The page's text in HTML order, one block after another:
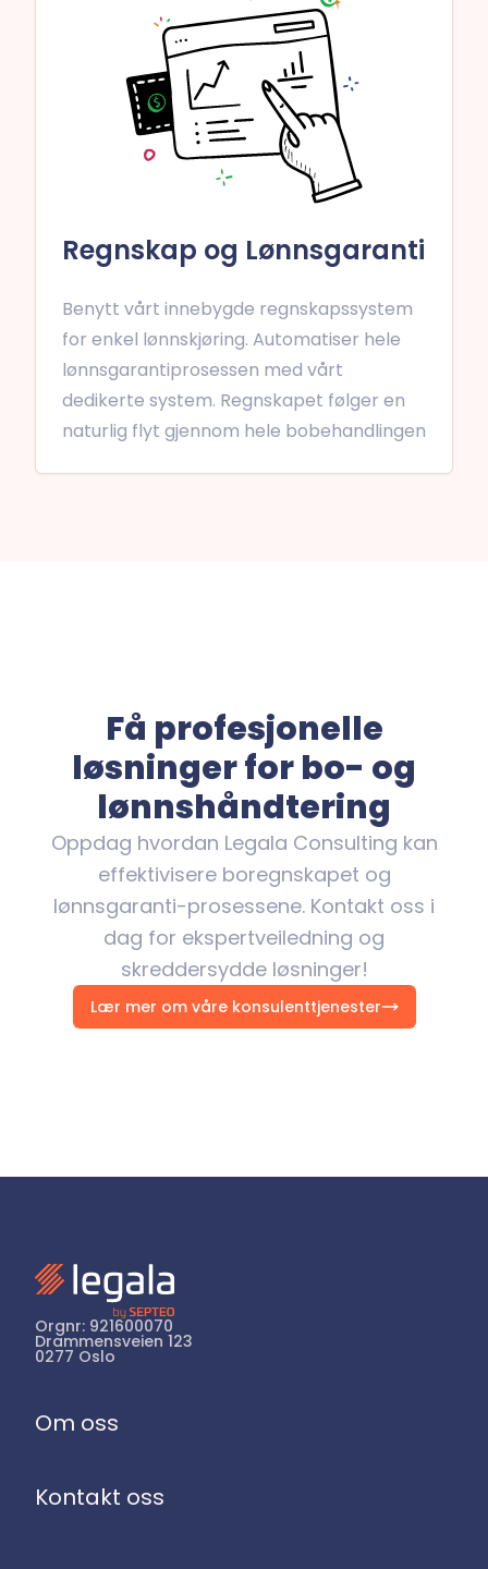
Regnskap og Lønnsgaranti
Benytt vårt innebygde regnskapssystem
for enkel lønnskjøring. Automatiser hele
lønnsgarantiprosessen med vårt
dedikerte system. Regnskapet følger en
naturlig flyt gjennom hele bobehandlingen
Få profesjonelle
løsninger for bo- og
lønnshåndtering
Oppdag hvordan Legala Consulting kan
effektivisere boregnskapet og
lønnsgaranti-prosessene. Kontakt oss i
dag for ekspertveiledning og
skreddersydde løsninger!
Lær mer om våre konsulenttjenester
Orgnr: 921600070
Drammensveien 123
0277 Oslo
Om oss
Kontakt oss